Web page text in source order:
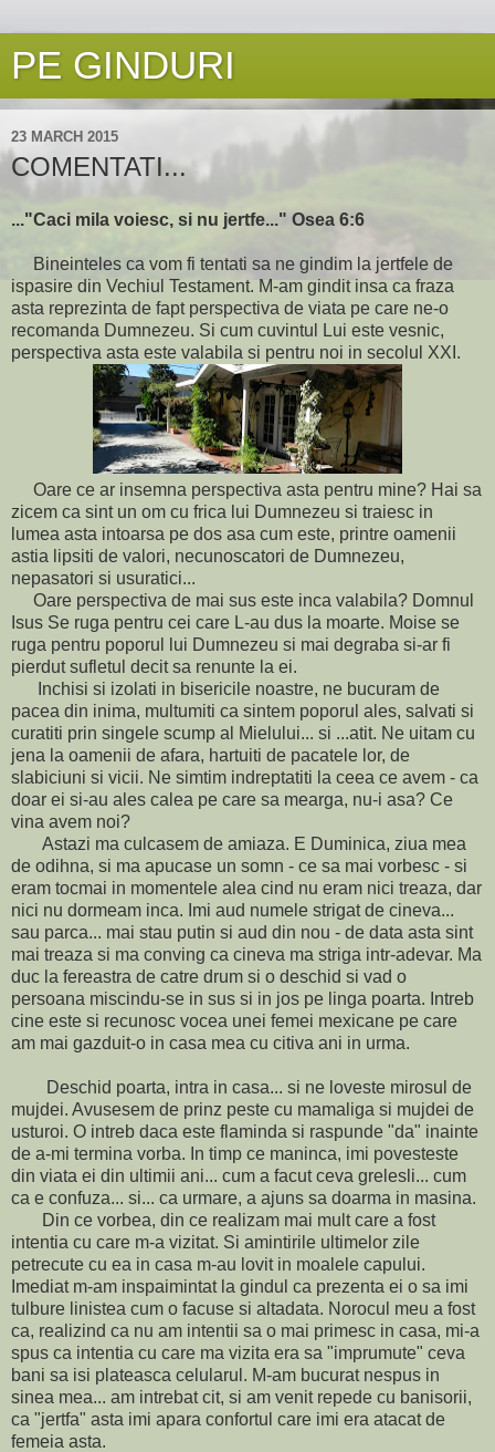
PE GINDURI
23 MARCH 2015
COMENTATI...
..."Caci mila voiesc, si nu jertfe..." Osea 6:6
Bineinteles ca vom fi tentati sa ne gindim la jertfele de
ispasire din Vechiul Testament. M-am gindit insa ca fraza
asta reprezinta de fapt perspectiva de viata pe care ne-o
recomanda Dumnezeu. Si cum cuvintul Lui este vesnic,
perspectiva asta este valabila si pentru noi in secolul XXI.
Oare ce ar insemna perspectiva asta pentru mine? Hai sa
zicem ca sint un om cu frica lui Dumnezeu si traiesc in
lumea asta intoarsa pe dos asa cum este, printre oamenii
astia lipsiti de valori, necunoscatori de Dumnezeu,
nepasatori si usuratici...
Oare perspectiva de mai sus este inca valabila? Domnul
Isus Se ruga pentru cei care L-au dus la moarte. Moise se
ruga pentru poporul lui Dumnezeu si mai degraba si-ar fi
pierdut sufletul decit sa renunte la ei.
Inchisi si izolati in bisericile noastre, ne bucuram de
pacea din inima, multumiti ca sintem poporul ales, salvati si
curatiti prin singele scump al Mielului... si ...atit. Ne uitam cu
jena la oamenii de afara, hartuiti de pacatele lor, de
slabiciuni si vicii. Ne simtim indreptatiti la ceea ce avem - ca
doar ei si-au ales calea pe care sa mearga, nu-i asa? Ce
vina avem noi?
Astazi ma culcasem de amiaza. E Duminica, ziua mea
de odihna, si ma apucase un somn - ce sa mai vorbesc - si
eram tocmai in momentele alea cind nu eram nici treaza, dar
nici nu dormeam inca. Imi aud numele strigat de cineva...
sau parca... mai stau putin si aud din nou - de data asta sint
mai treaza si ma conving ca cineva ma striga intr-adevar. Ma
duc la fereastra de catre drum si o deschid si vad o
persoana miscindu-se in sus si in jos pe linga poarta. Intreb
cine este si recunosc vocea unei femei mexicane pe care
am mai gazduit-o in casa mea cu citiva ani in urma.
Deschid poarta, intra in casa... si ne loveste mirosul de
mujdei. Avusesem de prinz peste cu mamaliga si mujdei de
usturoi. O intreb daca este flaminda si raspunde "da" inainte
de a-mi termina vorba. In timp ce maninca, imi povesteste
din viata ei din ultimii ani... cum a facut ceva grelesli... cum
ca e confuza... si... ca urmare, a ajuns sa doarma in masina.
Din ce vorbea, din ce realizam mai mult care a fost
intentia cu care m-a vizitat. Si amintirile ultimelor zile
petrecute cu ea in casa m-au lovit in moalele capului.
Imediat m-am inspaimintat la gindul ca prezenta ei o sa imi
tulbure linistea cum o facuse si altadata. Norocul meu a fost
ca, realizind ca nu am intentii sa o mai primesc in casa, mi-a
spus ca intentia cu care ma vizita era sa "imprumute" ceva
bani sa isi plateasca celularul. M-am bucurat nespus in
sinea mea... am intrebat cit, si am venit repede cu banisorii,
ca "jertfa" asta imi apara confortul care imi era atacat de
femeia asta.